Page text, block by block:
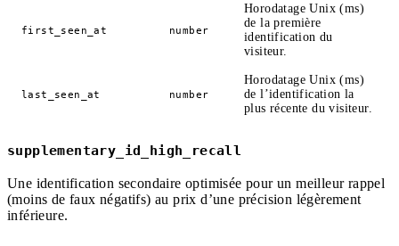
first_seen_at number
Horodatage Unix (ms)
de la première
identification du
visiteur.
last_seen_at number
Horodatage Unix (ms)
de l’identification la
plus récente du visiteur.
supplementary_id_high_recall
Une identification secondaire optimisée pour un meilleur rappel
(moins de faux négatifs) au prix d’une précision légèrement
inférieure.